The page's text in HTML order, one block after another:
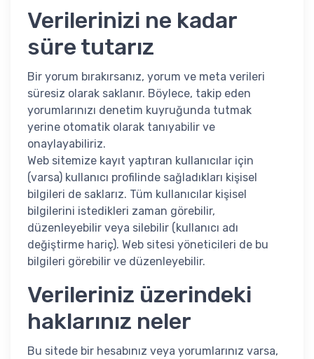
Verilerinizi ne kadar
süre tutarız
Bir yorum bırakırsanız, yorum ve meta verileri
süresiz olarak saklanır. Böylece, takip eden
yorumlarınızı denetim kuyruğunda tutmak
yerine otomatik olarak tanıyabilir ve
onaylayabiliriz.
Web sitemize kayıt yaptıran kullanıcılar için
(varsa) kullanıcı profilinde sağladıkları kişisel
bilgileri de saklarız. Tüm kullanıcılar kişisel
bilgilerini istedikleri zaman görebilir,
düzenleyebilir veya silebilir (kullanıcı adı
değiştirme hariç). Web sitesi yöneticileri de bu
bilgileri görebilir ve düzenleyebilir.
Verileriniz üzerindeki
haklarınız neler
Bu sitede bir hesabınız veya yorumlarınız varsa,